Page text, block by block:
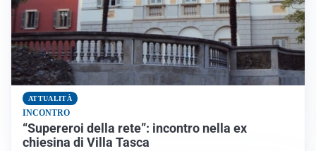
ATTUALITÀ
INCONTRO
“Supereroi della rete”: incontro nella ex
chiesina di Villa Tasca